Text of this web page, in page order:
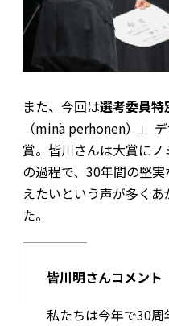
また、今回は選考委員特
（minä perhonen）」
賞。皆川さんは大賞に
の過程で、30年間の堅
えたいという声が多く
た。
皆川明さんコメント
私たちは今年で30